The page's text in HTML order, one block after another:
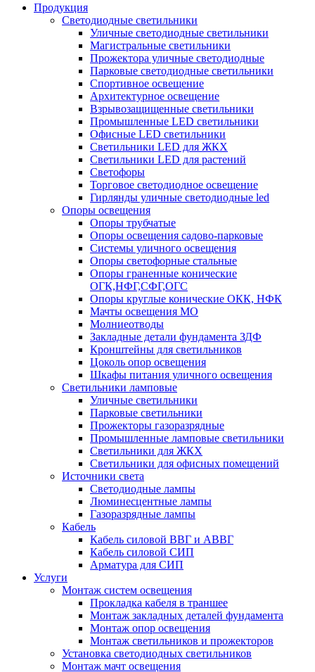
Продукция
Светодиодные светильники
Уличные светодиодные светильники
Магистральные светильники
Прожектора уличные светодиодные
Парковые светодиодные светильники
Спортивное освещение
Архитектурное освещение
Взрывозащищенные светильники
Промышленные LED светильники
Офисные LED светильники
Cветильники LED для ЖКХ
Светильники LED для растений
Светофоры
Торговое светодиодное освещение
Гирлянды уличные светодиодные led
Опоры освещения
Опоры трубчатые
Опоры освещения садово-парковые
Системы уличного освещения
Опоры светофорные стальные
Опоры граненные конические
ОГК,НФГ,СФГ,ОГС
Опоры круглые конические ОКК, НФК
Мачты освещения МО
Молниеотводы
Закладные детали фундамента ЗДФ
Кронштейны для светильников
Цоколь опор освещения
Шкафы питания уличного освещения
Светильники ламповые
Уличные светильники
Парковые светильники
Прожекторы газоразрядные
Промышленные ламповые светильники
Светильники для ЖКХ
Светильники для офисных помещений
Источники света
Светодиодные лампы
Люминесцентные лампы
Газоразрядные лампы
Кабель
Кабель силовой ВВГ и АВВГ
Кабель силовой СИП
Арматура для СИП
Услуги
Монтаж систем освещения
Прокладка кабеля в траншее
Монтаж закладных деталей фундамента
Монтаж опор освещения
Монтаж светильников и прожекторов
Установка светодиодных светильников
Монтаж мачт освещения